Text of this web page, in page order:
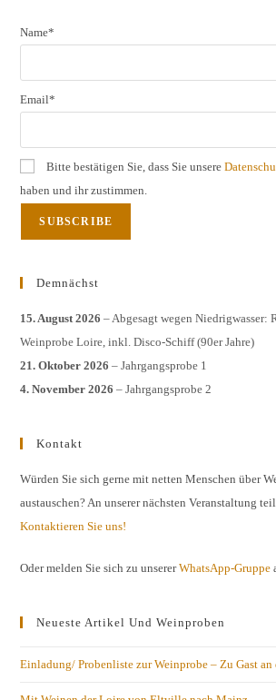
Name*
Email*
Bitte bestätigen Sie, dass Sie unsere
haben und ihr zustimmen.
Demnächst
15. August 2026 – Abgesagt wegen Niedrigwasser:
Weinprobe Loire, inkl. Disco-Schiff (90er Jahre)
21. Oktober 2026 – Jahrgangsprobe 1
4. November 2026 – Jahrgangsprobe 2
Kontakt
Würden Sie sich gerne mit netten Menschen über
austauschen? An unserer nächsten Veranstaltung
Kontaktieren Sie uns!
Oder melden Sie sich zu unsererWhatsApp-Gruppe
Neueste Artikel Und Weinproben
Einladung/ Probenliste zur Weinprobe – Zu Gast an